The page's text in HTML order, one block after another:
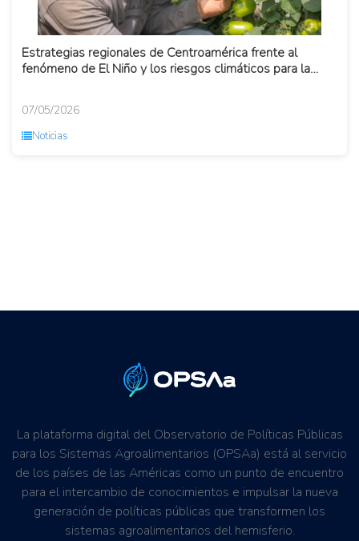
Estrategias regionales de Centroamérica frente al
fenómeno de El Niño y los riesgos climáticos para la
07/05/2026
Noticias
La plataforma digital del Observatorio de Políticas Públicas
para los Sistemas Agroalimentarios (OPSAa) está al servicio
de los países de las Américas como un punto de encuentro
para el intercambio de conocimientos e impulsar la nueva
generación de políticas públicas que transformen los
sistemas agroalimentarios del hemisferio.